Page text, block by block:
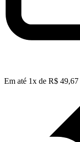
Em até 1x de R$ 49,67